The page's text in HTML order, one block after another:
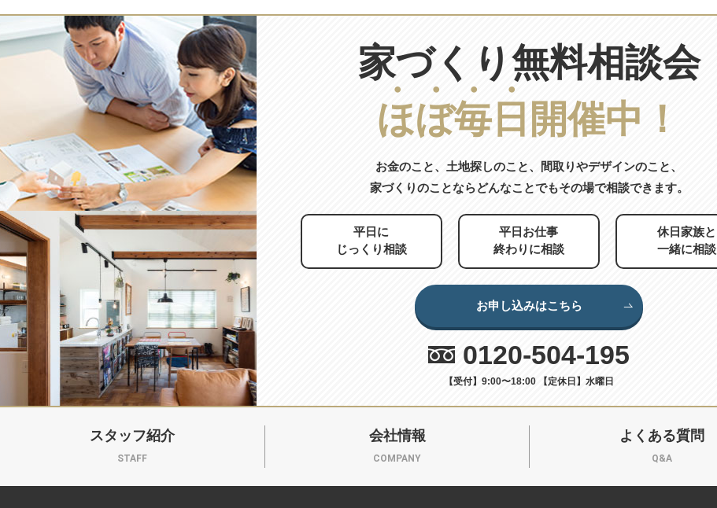
家づくり無料相談会
ほぼ毎 日 開催中！
お金のこと、土地探しのこと、
間取りやデザインのこと、
家づくりのことならどんなことでもその場で相談できます。
平日に
じっくり相談
平日お仕事
終わりに相談
休日家族と
一緒に相談
お申し込みはこちら
0120-504-195
【受付】9:00〜18:00 【定休日】水曜日
スタッフ紹介
STAFF
会社情報
COMPANY
よくある質問
Q&A